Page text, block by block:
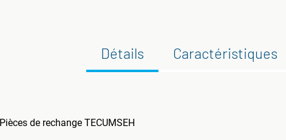
Détails Caractéristiques
Pièces de rechange TECUMSEH